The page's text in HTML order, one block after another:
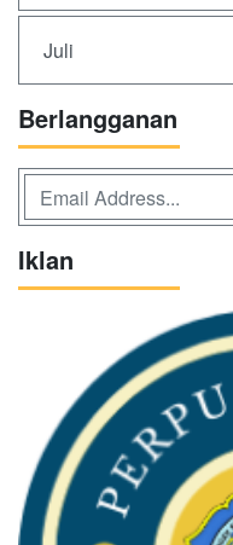
Juli
Berlangganan
Iklan